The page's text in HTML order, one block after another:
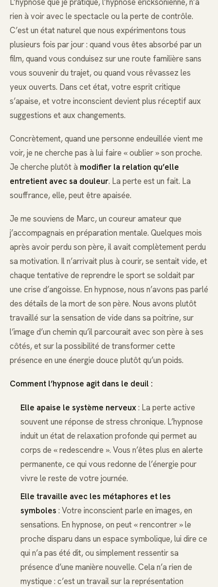
rien à voir avec le spectacle ou la perte de contrôle.
C’est un état naturel que nous expérimentons tous
plusieurs fois par jour : quand vous êtes absorbé par un
film, quand vous conduisez sur une route familière sans
vous souvenir du trajet, ou quand vous rêvassez les
yeux ouverts. Dans cet état, votre esprit critique
s’apaise, et votre inconscient devient plus réceptif aux
suggestions et aux changements.
Concrètement, quand une personne endeuillée vient me
voir, je ne cherche pas à lui faire « oublier » son proche.
Je cherche plutôt à modifier la relation qu’elle
entretient avec sa douleur. La perte est un fait. La
souffrance, elle, peut être apaisée.
Je me souviens de Marc, un coureur amateur que
j’accompagnais en préparation mentale. Quelques mois
après avoir perdu son père, il avait complètement perdu
sa motivation. Il n’arrivait plus à courir, se sentait vide, et
chaque tentative de reprendre le sport se soldait par
une crise d’angoisse. En hypnose, nous n’avons pas parlé
des détails de la mort de son père. Nous avons plutôt
travaillé sur la sensation de vide dans sa poitrine, sur
l’image d’un chemin qu’il parcourait avec son père à ses
côtés, et sur la possibilité de transformer cette
présence en une énergie douce plutôt qu’un poids.
Comment l’hypnose agit dans le deuil :
Elle apaise le système nerveux: La perte active
souvent une réponse de stress chronique. L’hypnose
induit un état de relaxation profonde qui permet au
corps de « redescendre ». Vous n’êtes plus en alerte
permanente, ce qui vous redonne de l’énergie pour
vivre le reste de votre journée.
Elle travaille avec les métaphores et les
symboles : Votre inconscient parle en images, en
sensations. En hypnose, on peut « rencontrer » le
proche disparu dans un espace symbolique, lui dire ce
qui n’a pas été dit, ou simplement ressentir sa
présence d’une manière nouvelle. Cela n’a rien de
mystique : c’est un travail sur la représentation